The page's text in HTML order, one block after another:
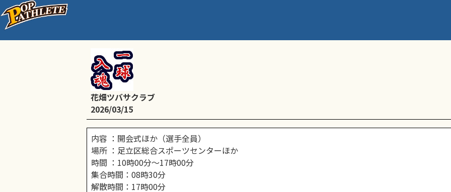
花畑ツバサクラブ
2026/03/15
内容 ：開会式ほか（選手全員）
場所 ：足立区総合スポーツセンターほか
時間 ：10時00分～17時00分
集合時間：08時30分
解散時間：17時00分